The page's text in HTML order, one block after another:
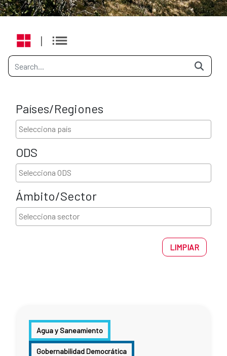
|
Países/Regiones
ODS
Ámbito/Sector
LIMPIAR
Agua y Saneamiento
Gobernabilidad Democrática